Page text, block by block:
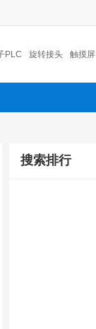
PLC 旋转接头 触摸屏
球阀 plc 阀门
搜索排行